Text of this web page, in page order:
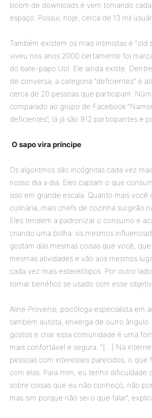
boom de downloads e vem tomando
espaço. Possui, hoje, cerca de 13 mil
Também existem os mais intimistas e “old
viveu nos anos 2000 certamente foi
do bate-papo Uol. Ele ainda existe.
de conversa, a categoria “deficientes” é
cerca de 20 pessoas que participam.
comparado ao grupo de Facebook
deficientes”, lá já são 912 participantes e
O sapo vira príncipe
Os algoritmos são incógnitas cada vez
nosso dia a dia. Eles captam o que
isso em grande escala. Quanto mais você
culinária, mais chefs de cozinha surgirão
Eles tendem a padronizar o consumo e
criando uma bolha: os mesmos
gostam das mesmas coisas que você,
mesmas atividades e vão aos mesmos
cada vez mais estereótipos. Por outro
tornar benéfico se usado com esse
Aline Provensi, psicóloga especialista em
também autista, enxerga de outro
gostos e criar essa comunidade é uma
mais confortável e segura. “[…] Na
pessoas com interesses parecidos, o que
com elas. Para mim, eu tenho dificuldade
sobre coisas que eu não conheço, não
mas sim porque não sei o que falar”,